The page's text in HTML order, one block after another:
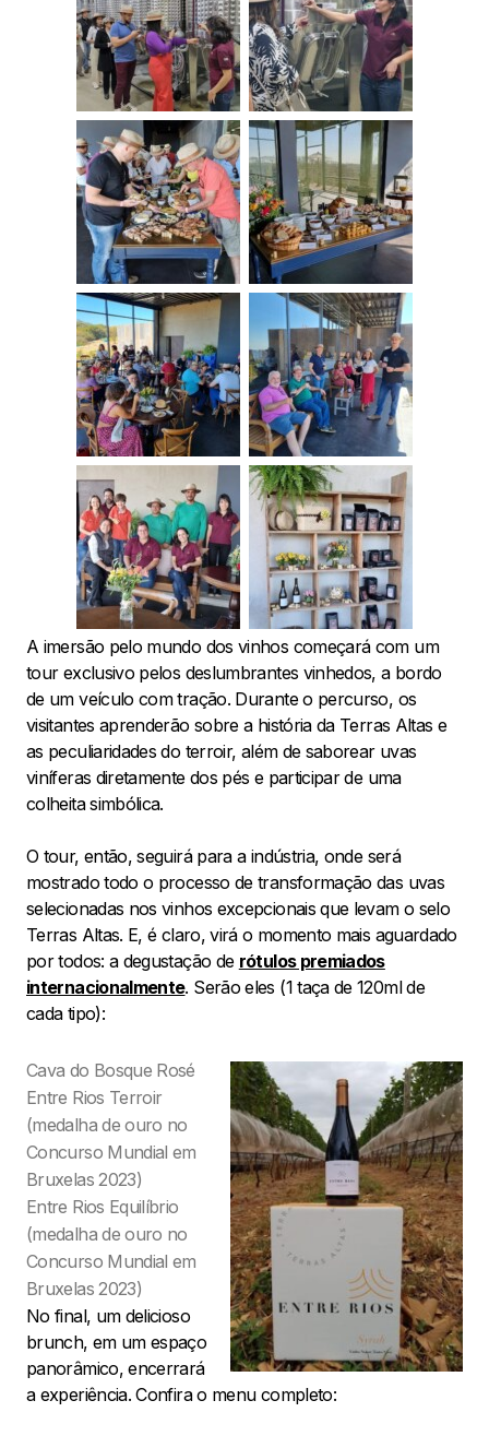
A imersão pelo mundo dos vinhos começará com um
tour exclusivo pelos deslumbrantes vinhedos, a bordo
de um veículo com tração. Durante o percurso, os
visitantes aprenderão sobre a história da Terras Altas e
as peculiaridades do terroir, além de saborear uvas
viníferas diretamente dos pés e participar de uma
colheita simbólica.
O tour, então, seguirá para a indústria, onde será
mostrado todo o processo de transformação das uvas
selecionadas nos vinhos excepcionais que levam o selo
Terras Altas. E, é claro, virá o momento mais aguardado
por todos: a degustação de rótulos premiados
internacionalmente. Serão eles (1 taça de 120ml de
cada tipo):
Cava do Bosque Rosé
Entre Rios Terroir
(medalha de ouro no
Concurso Mundial em
Bruxelas 2023)
Entre Rios Equilíbrio
(medalha de ouro no
Concurso Mundial em
Bruxelas 2023)
No final, um delicioso
brunch, em um espaço
panorâmico, encerrará
a experiência. Confira o menu completo: